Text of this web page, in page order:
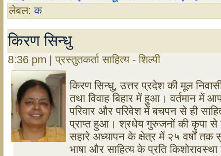
लेबल:क
किरण सिन्धु
8:36 pm | प्रस्तुतकर्ता साहित्य - शिल्पी
किरण सिन्धु, उत्तर प्रदेश की मूल
तथा विवाह बिहार में हुआ। वर्तमान
परिवार और परिवेश में बचपन से ही
प्राप्त हुआ। श्रधेय गुरुजनों की कृपा से
सहारे अध्यापन के क्षेत्र में २५ वर्षों
भाषा और साहित्य के प्रति